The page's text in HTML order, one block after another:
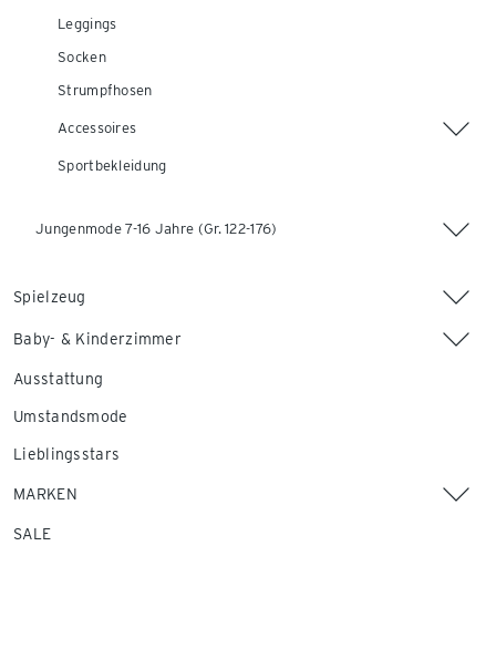
Leggings
Socken
Strumpfhosen
Accessoires
Sportbekleidung
Jungenmode 7-16 Jahre (Gr. 122-176)
Spielzeug
Baby- & Kinderzimmer
Ausstattung
Umstandsmode
Lieblingsstars
MARKEN
SALE